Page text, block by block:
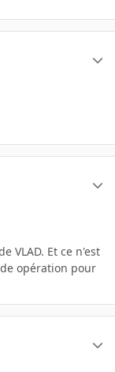
VLAD. Et ce n'est
opération pour